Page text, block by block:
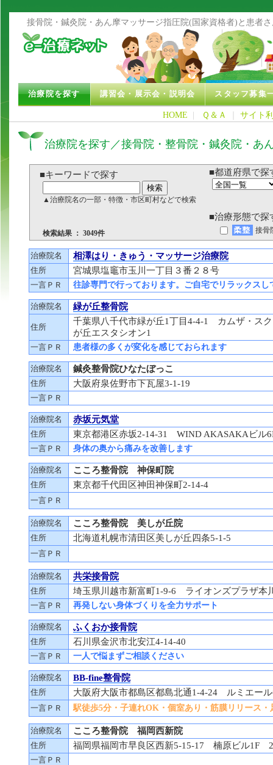
接骨院・鍼灸院・あん摩マッサージ指圧院(国家資格者)と患者
治療院を探す 講習会・展示会・説明会 スタッフ募集
HOME | Ｑ＆Ａ サイト
治療院を探す／接骨院・整骨院・鍼灸院・あ
■キーワードで探す
▲治療院名の一部・特徴・市区町村などで検索
■都道府県で探
検索結果 ： 3049件
■治療形態で探
接骨
治療院名 相澤はり・きゅう・マッサージ治療院
住所 宮城県塩竈市玉川一丁目３番２８号
一言ＰＲ 往診専門で行っております。ご自宅でリラックス
治療院名 緑が丘整骨院
住所
千葉県八千代市緑が丘1丁目4-4-1 カムザ・ス
が丘エスタシオン1
一言ＰＲ 患者様の多くが変化を感じておられます
治療院名 鍼灸整骨院ひなたぼっこ
住所 大阪府泉佐野市下瓦屋3-1-19
一言ＰＲ
治療院名 赤坂元気堂
住所 東京都港区赤坂2-14-31 WIND AKASAKAビル
一言ＰＲ 身体の奥から痛みを改善します
治療院名 こころ整骨院 神保町院
住所 東京都千代田区神田神保町2-14-4
一言ＰＲ
治療院名 こころ整骨院 美しが丘院
住所 北海道札幌市清田区美しが丘四条5-1-5
一言ＰＲ
治療院名 共栄接骨院
住所 埼玉県川越市新富町1-9-6 ライオンズプラザ本
一言ＰＲ 再発しない身体づくりを全力サポート
治療院名 ふくおか接骨院
住所 石川県金沢市北安江4-14-40
一言ＰＲ 一人で悩まずご相談ください
治療院名 BB-fine整骨院
住所 大阪府大阪市都島区都島北通1-4-24 ルミエー
一言ＰＲ 駅徒歩5分・子連れOK・個室あり・筋膜リリース
治療院名 こころ整骨院 福岡西新院
住所 福岡県福岡市早良区西新5-15-17 楠原ビル1F
一言ＰＲ